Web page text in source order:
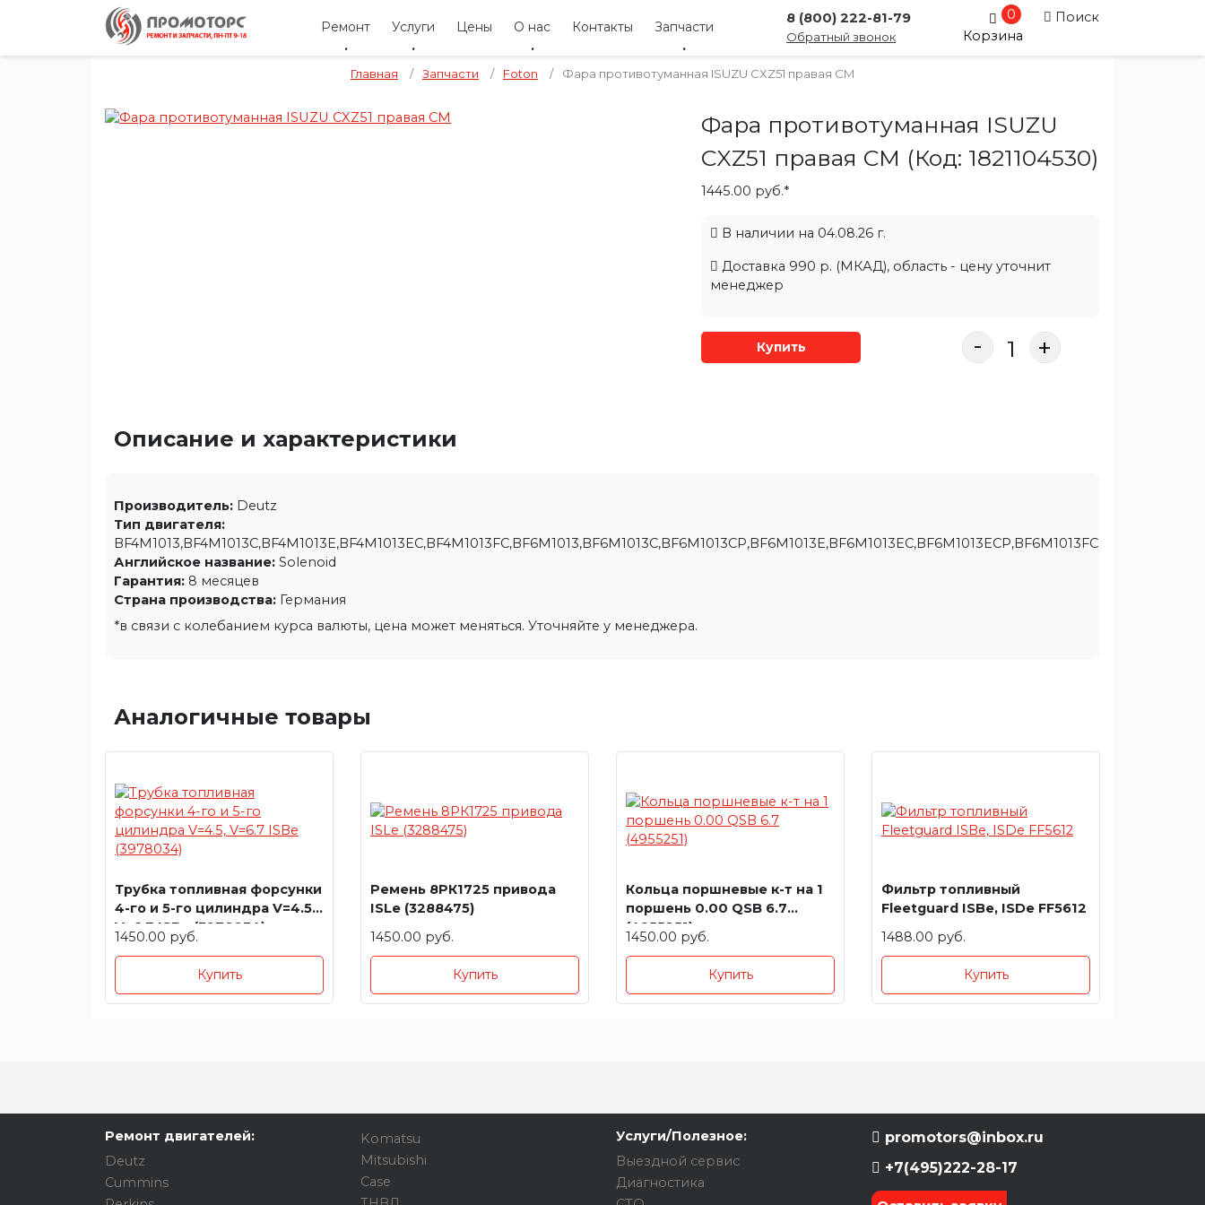
Ремонт Услуги Цены О нас Контакты Запчасти
8 (800) 222-81-79
Обратный звонок
0
Корзина
Поиск
Главная / Запчасти / Foton / Фара противотуманная ISUZU CXZ51 правая CM
Фара противотуманная ISUZU
CXZ51 правая CM (Код: 1821104530)
1445.00 руб.*
В наличии на 04.08.26 г.
Доставка 990 р. (МКАД), область - цену уточнит
менеджер
Купить - +
Описание и характеристики
Производитель: Deutz
Тип двигателя:
BF4M1013,BF4M1013C,BF4M1013E,BF4M1013EC,BF4M1013FC,BF6M1013,BF6M1013C,BF6M1013CP,BF6M1013E,BF6M1013EC,BF6M1013ECP,BF6M1013FC
Английское название: Solenoid
Гарантия: 8 месяцев
Страна производства: Германия
*в связи с колебанием курса валюты, цена может меняться. Уточняйте у менеджера.
Аналогичные товары
Трубка топливная форсунки
4-го и 5-го цилиндра V=4.5,
V=6.7 ISBe (3978034)
1450.00 руб.
Купить
Ремень 8РК1725 привода
ISLe (3288475)
1450.00 руб.
Купить
Кольца поршневые к-т на 1
поршень 0.00 QSB 6.7
(4955251)
1450.00 руб.
Купить
Фильтр топливный
Fleetguard ISBe, ISDe FF5612
1488.00 руб.
Купить
Ремонт двигателей:
Deutz
Cummins
Komatsu
Mitsubishi
Case
Услуги/Полезное:
Выездной сервис
Диагностика
promotors@inbox.ru
+7(495)222-28-17